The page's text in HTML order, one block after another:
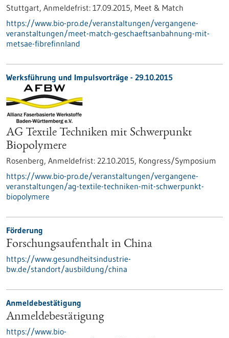
Stuttgart, Anmeldefrist: 17.09.2015, Meet & Match
https://www.bio-pro.de/veranstaltungen/vergangene-
veranstaltungen/meet-match-geschaeftsanbahnung-mit-
metsae-fibrefinnland
Werksführung und Impulsvorträge - 29.10.2015
AG Textile Techniken mit Schwerpunkt
Biopolymere
Rosenberg, Anmeldefrist: 22.10.2015, Kongress/Symposium
https://www.bio-pro.de/veranstaltungen/vergangene-
veranstaltungen/ag-textile-techniken-mit-schwerpunkt-
biopolymere
Förderung
Forschungsaufenthalt in China
https://www.gesundheitsindustrie-
bw.de/standort/ausbildung/china
Anmeldebestätigung
Anmeldebestätigung
https://www.bio-